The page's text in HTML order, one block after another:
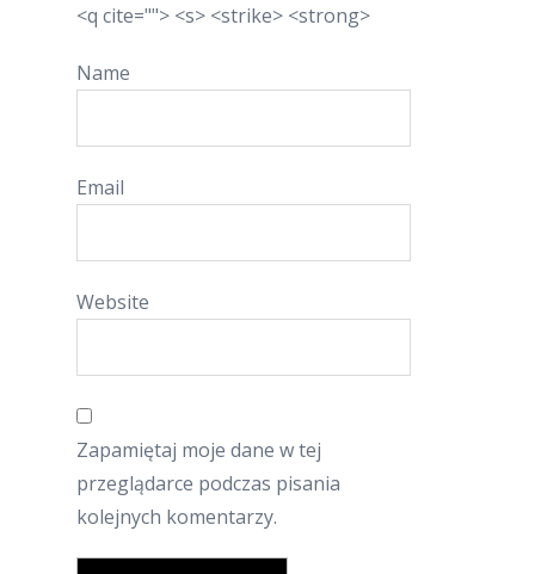
<q cite=""> <s> <strike> <strong>
Name
Email
Website
Zapamiętaj moje dane w tej
przeglądarce podczas pisania
kolejnych komentarzy.